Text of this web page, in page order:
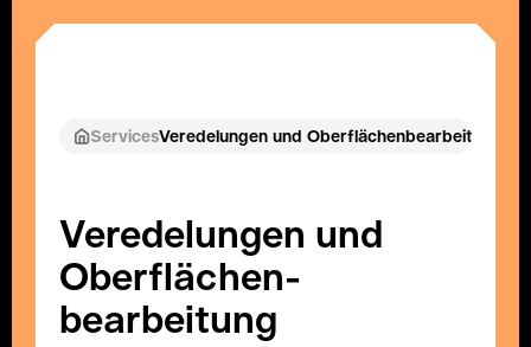
ServicesVeredelungen und Oberflächenbearbeitung
Veredelungen und
Oberflächen­
bearbeitung